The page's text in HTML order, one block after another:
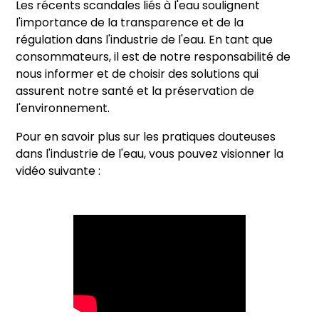
Les récents scandales liés à l'eau soulignent
l'importance de la transparence et de la
régulation dans l'industrie de l'eau. En tant que
consommateurs, il est de notre responsabilité de
nous informer et de choisir des solutions qui
assurent notre santé et la préservation de
l'environnement.
Pour en savoir plus sur les pratiques douteuses
dans l'industrie de l'eau, vous pouvez visionner la
vidéo suivante :